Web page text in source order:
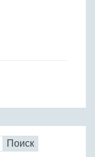
Поиск